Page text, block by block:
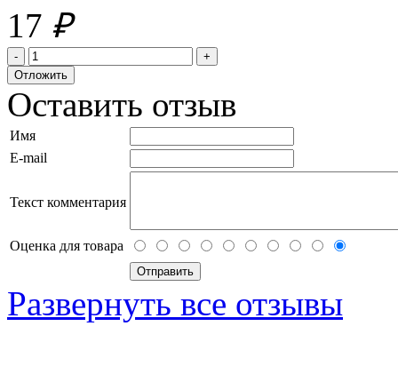
17 ₽
Оставить отзыв
Имя
E-mail
Текст комментария
Оценка для товара
Развернуть все отзывы